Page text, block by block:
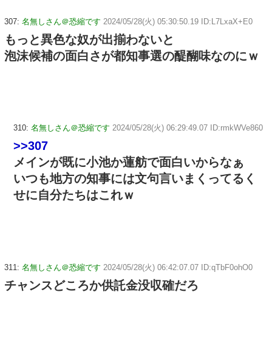
307: 名無しさん＠恐縮です 2024/05/28(火) 05:30:50.19 ID:L7LxaX+E0
もっと異色な奴が出揃わないと
泡沫候補の面白さが都知事選の醍醐味なのにｗ
310: 名無しさん＠恐縮です 2024/05/28(火) 06:29:49.07 ID:rmkWVe860
>>307
メインが既に小池か蓮舫で面白いからなぁ
いつも地方の知事には文句言いまくってるく
せに自分たちはこれｗ
311: 名無しさん＠恐縮です 2024/05/28(火) 06:42:07.07 ID:qTbF0ohO0
チャンスどころか供託金没収確だろ